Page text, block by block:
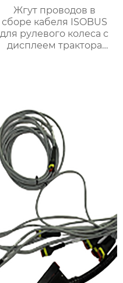
Жгут проводов в
сборе кабеля ISOBUS
для рулевого колеса с
дисплеем трактора